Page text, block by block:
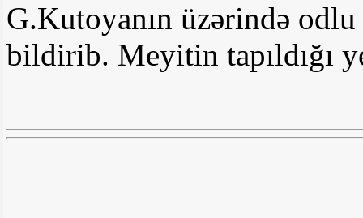
G.Kutoyanın üzərində
bildirib. Meyitin tapıldığı